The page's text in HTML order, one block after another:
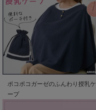
ポコポコガーゼのふんわり授乳ケ
ープ